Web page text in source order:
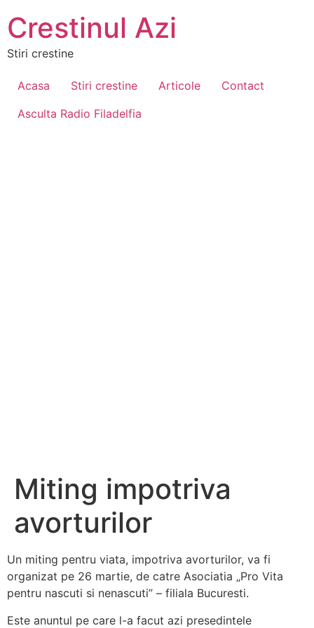
Crestinul Azi
Stiri crestine
Acasa Stiri crestine Articole
Contact
Asculta Radio Filadelfia
Miting impotriva
avorturilor
Un miting pentru viata, impotriva avorturilor, va fi
organizat pe 26 martie, de catre Asociatia „Pro Vita
pentru nascuti si nenascuti” – filiala Bucuresti.
Este anuntul pe care l-a facut azi presedintele